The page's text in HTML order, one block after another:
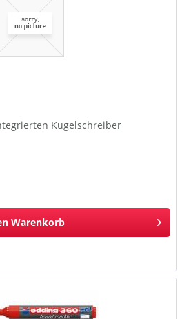
Kugelschreiber
Warenkorb